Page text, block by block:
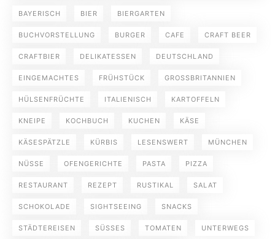
BAYERISCH BIER BIERGARTEN
BUCHVORSTELLUNG BURGER CAFE CRAFT BEER
CRAFTBIER DELIKATESSEN DEUTSCHLAND
EINGEMACHTES FRÜHSTÜCK GROSSBRITANNIEN
HÜLSENFRÜCHTE ITALIENISCH KARTOFFELN
KNEIPE KOCHBUCH KUCHEN KÄSE
KÄSESPÄTZLE KÜRBIS LESENSWERT MÜNCHEN
NÜSSE OFENGERICHTE PASTA PIZZA
RESTAURANT REZEPT RUSTIKAL SALAT
SCHOKOLADE SIGHTSEEING SNACKS
STÄDTEREISEN SÜSSES TOMATEN UNTERWEGS